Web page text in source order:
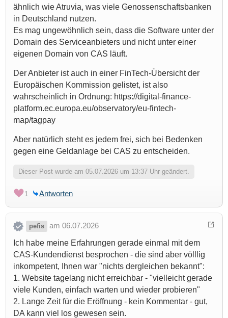
ähnlich wie Atruvia, was viele Genossenschaftsbanken
in Deutschland nutzen.
Es mag ungewöhnlich sein, dass die Software unter der
Domain des Serviceanbieters und nicht unter einer
eigenen Domain von CAS läuft.
Der Anbieter ist auch in einer FinTech-Übersicht der
Europäischen Kommission gelistet, ist also
wahrscheinlich in Ordnung: https://digital-finance-
platform.ec.europa.eu/observatory/eu-fintech-
map/tagpay
Aber natürlich steht es jedem frei, sich bei Bedenken
gegen eine Geldanlage bei CAS zu entscheiden.
Dieser Post wurde am 05.07.2026 um 13:37 Uhr geändert.
1 Antworten
pefis
am 06.07.2026
Ich habe meine Erfahrungen gerade einmal mit dem
CAS-Kundendienst besprochen - die sind aber völllig
inkompetent, Ihnen war "nichts dergleichen bekannt":
1. Website tagelang nicht erreichbar - "vielleicht gerade
viele Kunden, einfach warten und wieder probieren"
2. Lange Zeit für die Eröffnung - kein Kommentar - gut,
DA kann viel los gewesen sein.